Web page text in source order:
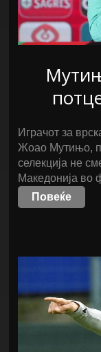
Играчот за
Жоао Мутињо,
селекција не
Македонија во
Повеќе